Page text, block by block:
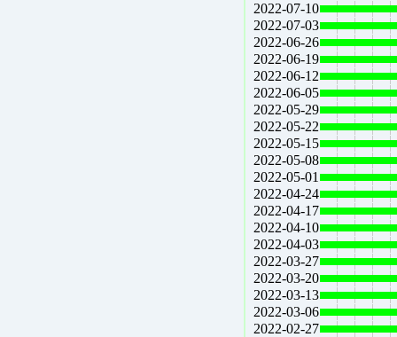
2022-07-10
2022-07-03
2022-06-26
2022-06-19
2022-06-12
2022-06-05
2022-05-29
2022-05-22
2022-05-15
2022-05-08
2022-05-01
2022-04-24
2022-04-17
2022-04-10
2022-04-03
2022-03-27
2022-03-20
2022-03-13
2022-03-06
2022-02-27